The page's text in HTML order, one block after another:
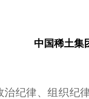
中国稀土集
治纪律、组织